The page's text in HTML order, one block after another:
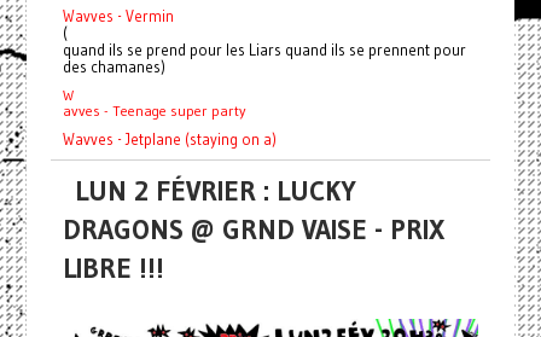
Wavves - Vermin
(
quand ils se prend pour les Liars quand ils se prennent pour
des chamanes)
W
avves - Teenage super party
Wavves - Jetplane (staying on a)
LUN 2 FÉVRIER : LUCKY
DRAGONS @ GRND VAISE - PRIX
LIBRE !!!